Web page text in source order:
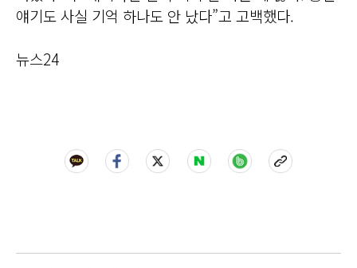
얘기도 사실 기억 하나도 안 났다”고 고백했다.
뉴스24